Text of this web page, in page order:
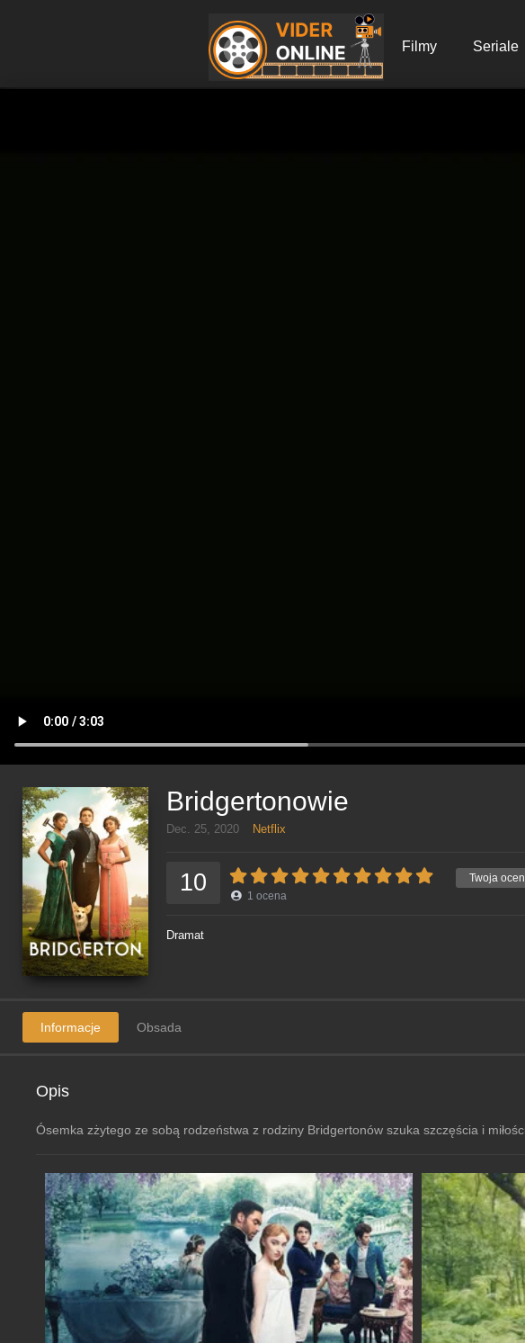
Filmy Seriale
Bridgertonowie
Dec. 25, 2020 Netflix
Twoja
10 1 ocena
Dramat
Informacje Obsada
Opis
Ósemka zżytego ze sobą rodzeństwa z rodziny Bridgertonów szuka szczęścia i